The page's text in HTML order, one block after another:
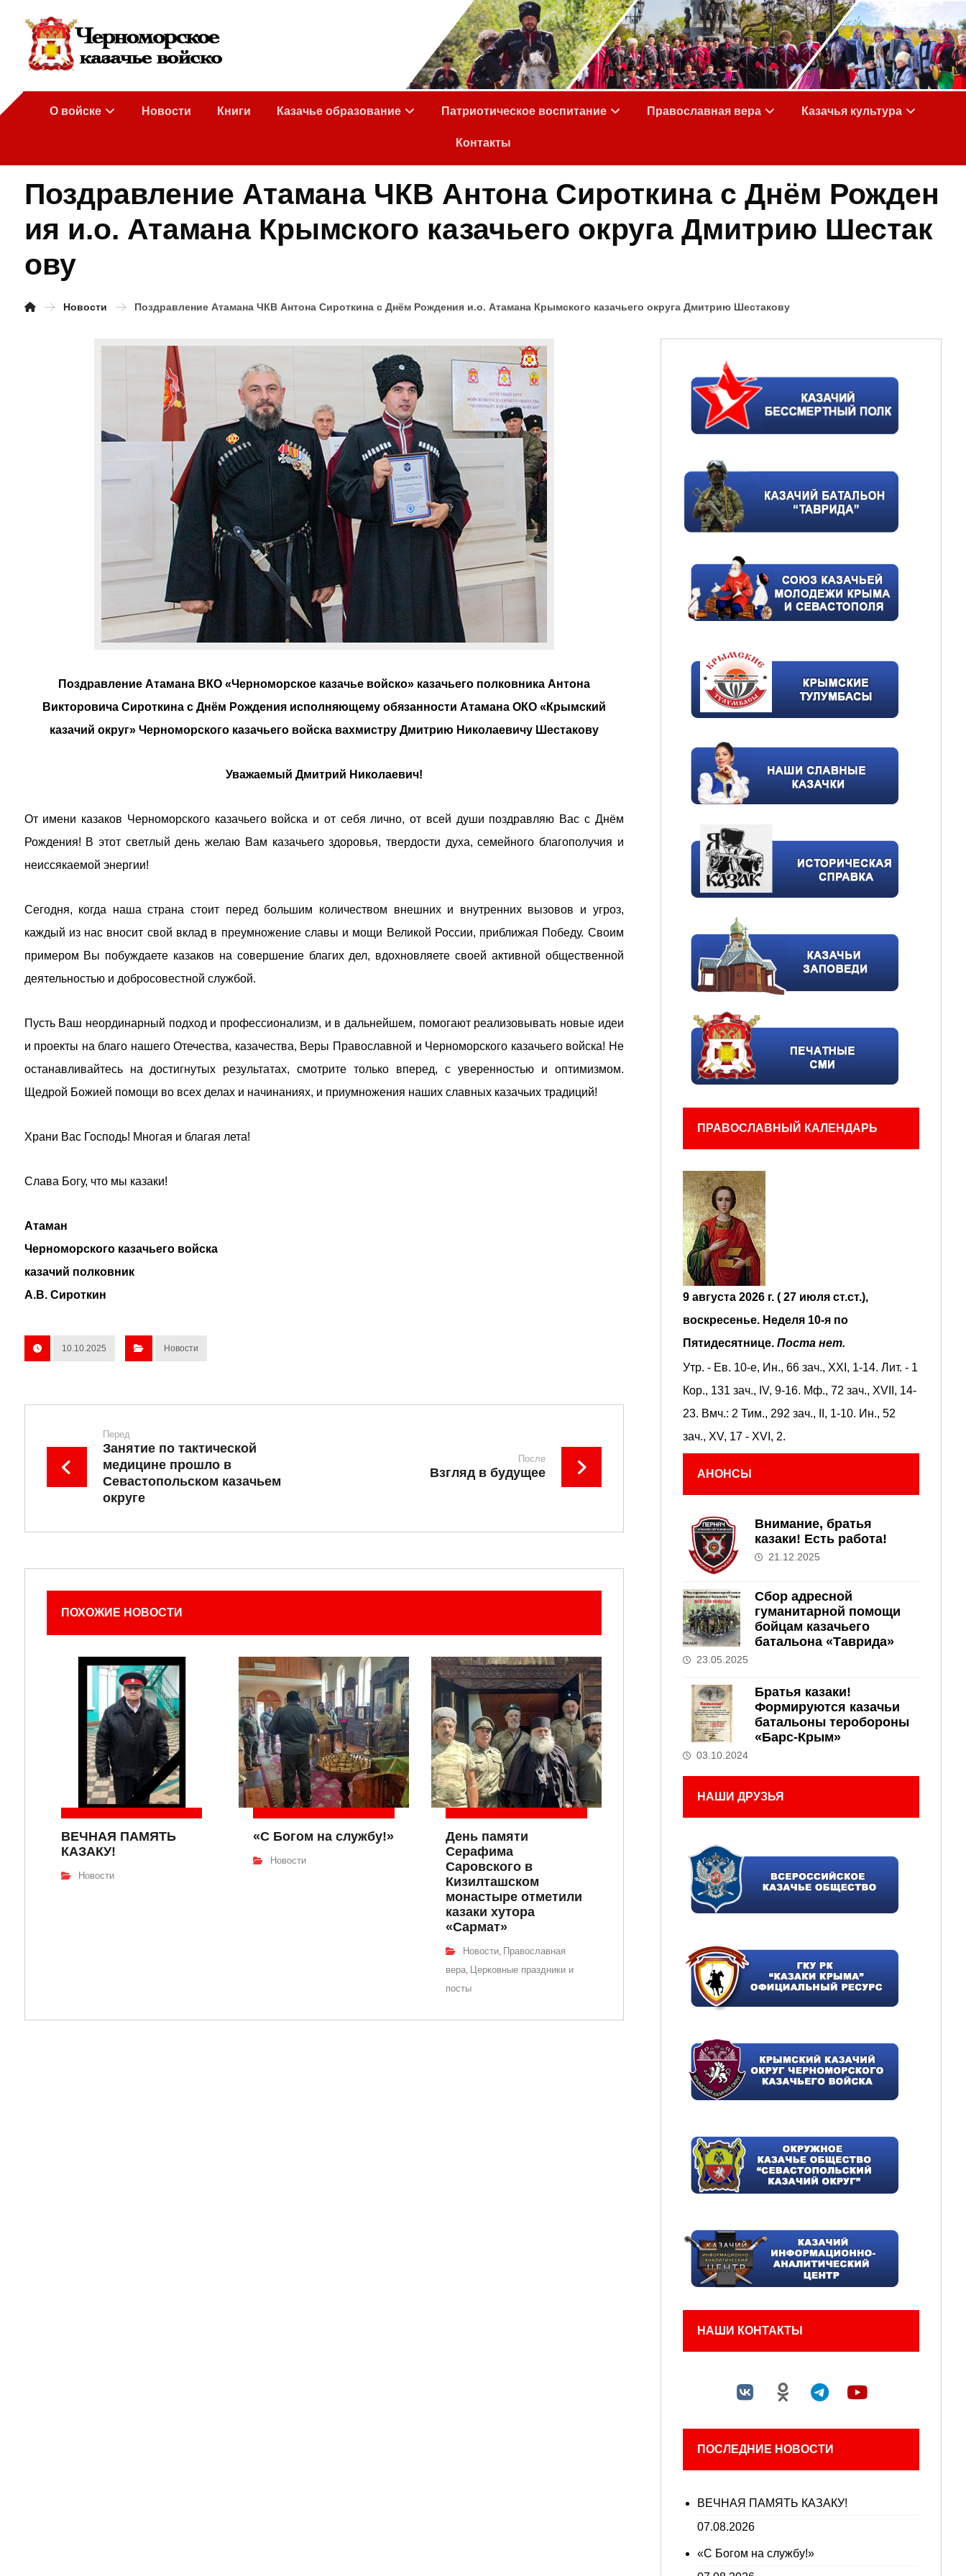
О войске Новости Книги Казачье образование Патриотическое воспитание Православная вера Казачья культура
Контакты
Поздравление Атамана ЧКВ Антона Сироткина с Днём Рожден
ия и.о. Атамана Крымского казачьего округа Дмитрию Шестак
ову
Новости Поздравление Атамана ЧКВ Антона Сироткина с Днём Рождения и.о. Атамана Крымского казачьего округа Дмитрию Шестакову
Поздравление Атамана ВКО «Черноморское казачье войско» казачьего полковника Антона
Викторовича Сироткина с Днём Рождения исполняющему обязанности Атамана ОКО «Крымский
казачий округ» Черноморского казачьего войска вахмистру Дмитрию Николаевичу Шестакову
Уважаемый Дмитрий Николаевич!
От имени казаков Черноморского казачьего войска и от себя лично, от всей души поздравляю Вас с Днём
Рождения! В этот светлый день желаю Вам казачьего здоровья, твердости духа, семейного благополучия и
неиссякаемой энергии!
Сегодня, когда наша страна стоит перед большим количеством внешних и внутренних вызовов и угроз,
каждый из нас вносит свой вклад в преумножение славы и мощи Великой России, приближая Победу. Своим
примером Вы побуждаете казаков на совершение благих дел, вдохновляете своей активной общественной
деятельностью и добросовестной службой.
Пусть Ваш неординарный подход и профессионализм, и в дальнейшем, помогают реализовывать новые идеи
и проекты на благо нашего Отечества, казачества, Веры Православной и Черноморского казачьего войска! Не
останавливайтесь на достигнутых результатах, смотрите только вперед, с уверенностью и оптимизмом.
Щедрой Божией помощи во всех делах и начинаниях, и приумножения наших славных казачьих традиций!
Храни Вас Господь! Многая и благая лета!
Слава Богу, что мы казаки!
Атаман
Черноморского казачьего войска
казачий полковник
А.В. Сироткин
10.10.2025 Новости
Перед
Занятие по тактической
медицине прошло в
Севастопольском казачьем
округе
После
Взгляд в будущее
ПОХОЖИЕ НОВОСТИ
ВЕЧНАЯ ПАМЯТЬ
КАЗАКУ!
Новости
«С Богом на службу!»
Новости
День памяти
Серафима
Саровского в
Кизилташском
монастыре отметили
казаки хутора
«Сармат»
Новости, Православная
вера, Церковные праздники и
посты
ПРАВОСЛАВНЫЙ КАЛЕНДАРЬ
9 августа 2026 г. ( 27 июля ст.ст.),
воскресенье. Неделя 10-я по
Пятидесятнице. Поста нет.
Утр. - Ев. 10-е, Ин., 66 зач., XXI, 1-14. Лит. - 1
Кор., 131 зач., IV, 9-16. Мф., 72 зач., XVII, 14-
23. Вмч.: 2 Тим., 292 зач., II, 1-10. Ин., 52
зач., XV, 17 - XVI, 2.
АНОНСЫ
Внимание, братья
казаки! Есть работа!
21.12.2025
Сбор адресной
гуманитарной помощи
бойцам казачьего
батальона «Таврида»
23.05.2025
Братья казаки!
Формируются казачьи
батальоны теробороны
«Барс-Крым»
03.10.2024
НАШИ ДРУЗЬЯ
НАШИ КОНТАКТЫ
ПОСЛЕДНИЕ НОВОСТИ
ВЕЧНАЯ ПАМЯТЬ КАЗАКУ!
07.08.2026
«С Богом на службу!»